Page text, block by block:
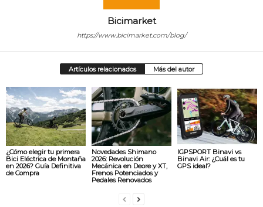
Bicimarket
https://www.bicimarket.com/blog/
Artículos relacionados Más del autor
¿Cómo elegir tu primera
Bici Eléctrica de Montaña
en 2026? Guía Definitiva
de Compra
Novedades Shimano
2026: Revolución
Mecánica en Deore y XT,
Frenos Potenciados y
Pedales Renovados
IGPSPORT Binavi vs
Binavi Air: ¿Cuál es tu
GPS ideal?